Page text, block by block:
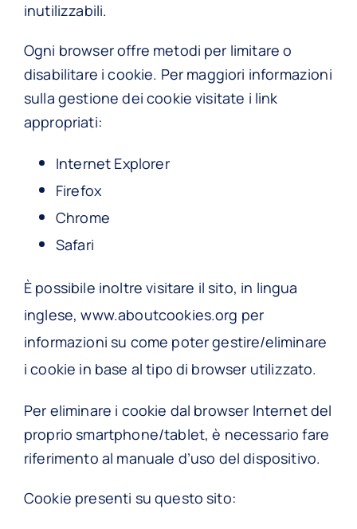
inutilizzabili.
Ogni browser offre metodi per limitare o
disabilitare i cookie. Per maggiori informazioni
sulla gestione dei cookie visitate i link
appropriati:
Internet Explorer
Firefox
Chrome
Safari
È possibile inoltre visitare il sito, in lingua
inglese,www.aboutcookies.org per
informazioni su come poter gestire/eliminare
i cookie in base al tipo di browser utilizzato.
Per eliminare i cookie dal browser Internet del
proprio smartphone/tablet, è necessario fare
riferimento al manuale d’uso del dispositivo.
Cookie presenti su questo sito: